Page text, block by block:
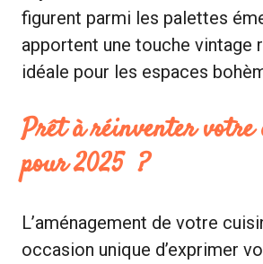
figurent parmi les palettes
apportent une touche vintage
idéale pour les espaces
Prêt à réinventer votre
pour 2025 ?
L’aménagement de votre
occasion unique d’exprimer